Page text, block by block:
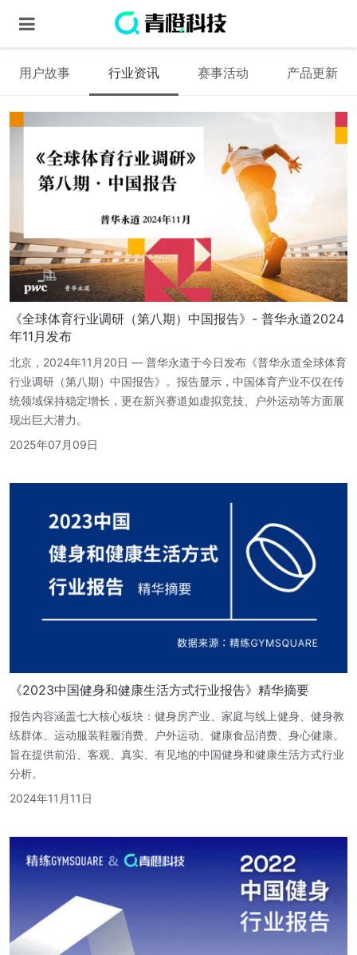
用户故事 行业资讯 赛事活动 产品更新
《全球体育行业调研（第八期）中国报告》- 普华永道2024
年11月发布
北京，2024年11月20日 — 普华永道于今日发布《普华永道全球体育
行业调研（第八期）中国报告》。报告显示，中国体育产业不仅在传
统领域保持稳定增长，更在新兴赛道如虚拟竞技、户外运动等方面展
现出巨大潜力。
2025年07月09日
《2023中国健身和健康生活方式行业报告》精华摘要
报告内容涵盖七大核心板块：健身房产业、家庭与线上健身、健身教
练群体、运动服装鞋履消费、户外运动、健康食品消费、身心健康。
旨在提供前沿、客观、真实、有见地的中国健身和健康生活方式行业
分析。
2024年11月11日